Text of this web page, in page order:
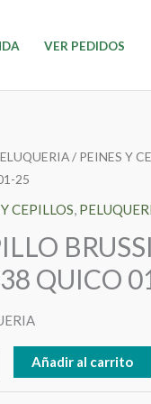
VER PEDIDOS
/ PEINES Y
25
CEPILLOS,
QUICO
Añadir al carrito